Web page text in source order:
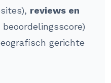
reviews en
beoordelingsscore)
gerichte